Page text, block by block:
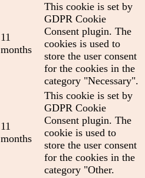
11
months
This cookie is set by
GDPR Cookie
Consent plugin. The
cookies is used to
store the user consent
for the cookies in the
category "Necessary".
11
months
This cookie is set by
GDPR Cookie
Consent plugin. The
cookie is used to
store the user consent
for the cookies in the
category "Other.